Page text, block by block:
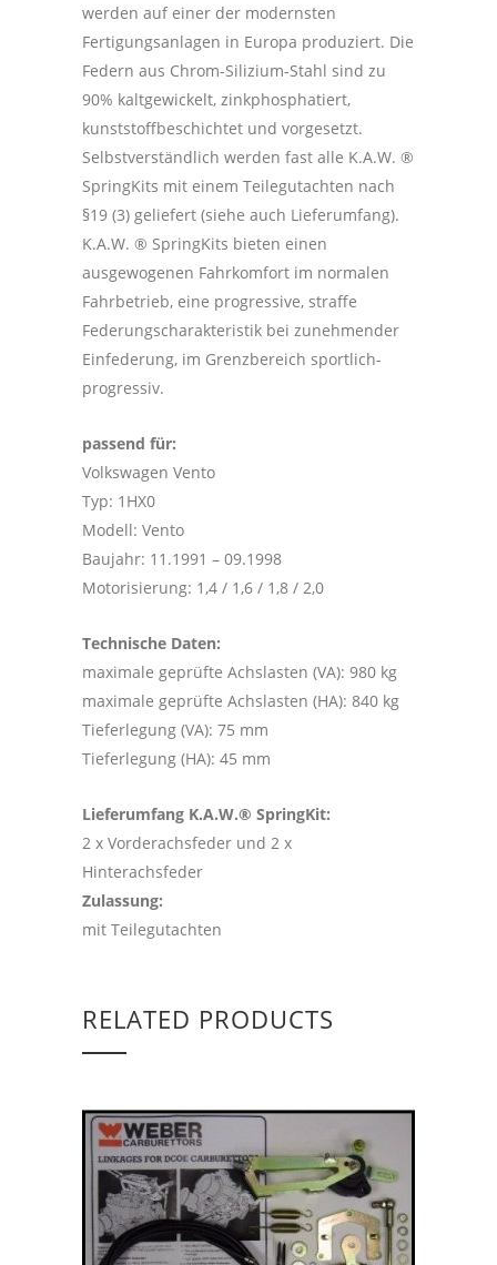
werden auf einer der modernsten
Fertigungsanlagen in Europa produziert. Die
Federn aus Chrom-Silizium-Stahl sind zu
90% kaltgewickelt, zinkphosphatiert,
kunststoffbeschichtet und vorgesetzt.
Selbstverständlich werden fast alle K.A.W. ®
SpringKits mit einem Teilegutachten nach
§19 (3) geliefert (siehe auch Lieferumfang).
K.A.W. ® SpringKits bieten einen
ausgewogenen Fahrkomfort im normalen
Fahrbetrieb, eine progressive, straffe
Federungscharakteristik bei zunehmender
Einfederung, im Grenzbereich sportlich-
progressiv.
passend für:
Volkswagen Vento
Typ: 1HX0
Modell: Vento
Baujahr: 11.1991 – 09.1998
Motorisierung: 1,4 / 1,6 / 1,8 / 2,0
Technische Daten:
maximale geprüfte Achslasten (VA): 980 kg
maximale geprüfte Achslasten (HA): 840 kg
Tieferlegung (VA): 75 mm
Tieferlegung (HA): 45 mm
Lieferumfang K.A.W.® SpringKit:
2 x Vorderachsfeder und 2 x
Hinterachsfeder
Zulassung:
mit Teilegutachten
RELATED PRODUCTS